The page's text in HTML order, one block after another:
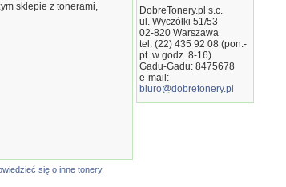
sklepie z tonerami,
się o inne tonery.
DobreTonery.pl s.c.
ul. Wyczółki 51/53
02-820 Warszawa
tel. (22) 435 92 08 (pon.-
pt. w godz. 8-16)
Gadu-Gadu: 8475678
e-mail:
biuro@dobretonery.pl